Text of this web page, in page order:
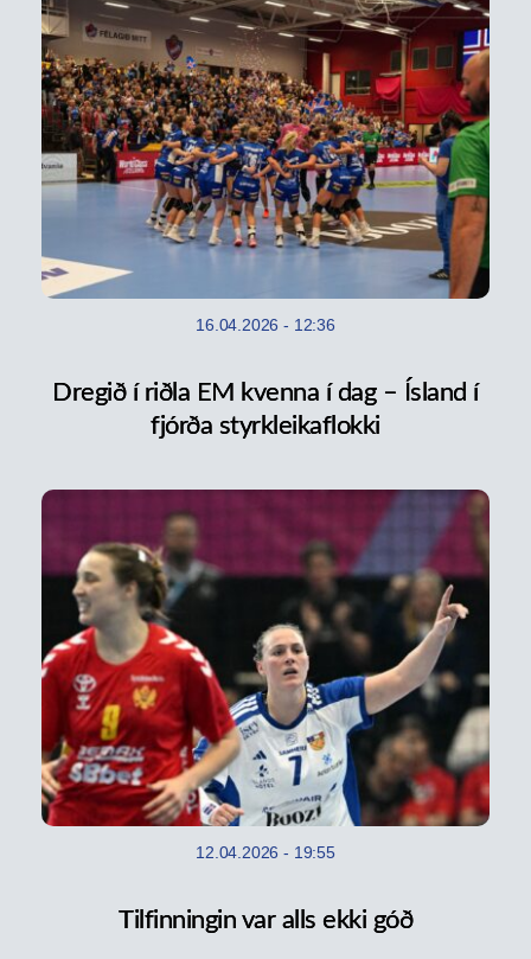
16.04.2026 - 12:36
Dregið í riðla EM kvenna í dag – Ísland í
fjórða styrkleikaflokki
12.04.2026 - 19:55
Tilfinningin var alls ekki góð